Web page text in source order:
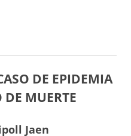
DE EPIDEMIA
DE MUERTE
Jaen